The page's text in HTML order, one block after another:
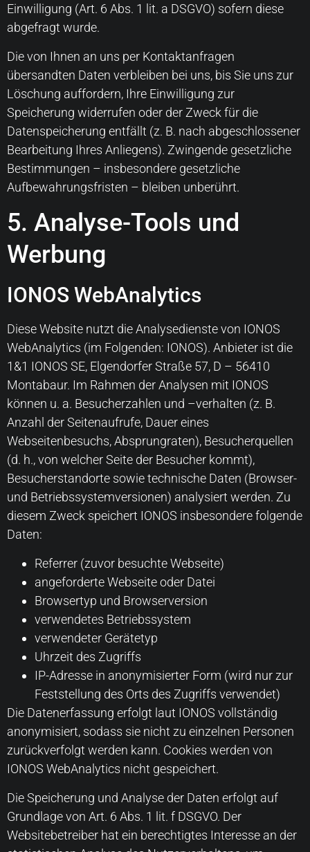
Einwilligung (Art. 6 Abs. 1 lit. a DSGVO) sofern diese
abgefragt wurde.
Die von Ihnen an uns per Kontaktanfragen
übersandten Daten verbleiben bei uns, bis Sie uns zur
Löschung auffordern, Ihre Einwilligung zur
Speicherung widerrufen oder der Zweck für die
Datenspeicherung entfällt (z. B. nach abgeschlossener
Bearbeitung Ihres Anliegens). Zwingende gesetzliche
Bestimmungen – insbesondere gesetzliche
Aufbewahrungsfristen – bleiben unberührt.
5. Analyse-Tools und
Werbung
IONOS WebAnalytics
Diese Website nutzt die Analysedienste von IONOS
WebAnalytics (im Folgenden: IONOS). Anbieter ist die
1&1 IONOS SE, Elgendorfer Straße 57, D – 56410
Montabaur. Im Rahmen der Analysen mit IONOS
können u. a. Besucherzahlen und –verhalten (z. B.
Anzahl der Seitenaufrufe, Dauer eines
Webseitenbesuchs, Absprungraten), Besucherquellen
(d. h., von welcher Seite der Besucher kommt),
Besucherstandorte sowie technische Daten (Browser-
und Betriebssystemversionen) analysiert werden. Zu
diesem Zweck speichert IONOS insbesondere folgende
Daten:
Referrer (zuvor besuchte Webseite)
angeforderte Webseite oder Datei
Browsertyp und Browserversion
verwendetes Betriebssystem
verwendeter Gerätetyp
Uhrzeit des Zugriffs
IP-Adresse in anonymisierter Form (wird nur zur
Feststellung des Orts des Zugriffs verwendet)
Die Datenerfassung erfolgt laut IONOS vollständig
anonymisiert, sodass sie nicht zu einzelnen Personen
zurückverfolgt werden kann. Cookies werden von
IONOS WebAnalytics nicht gespeichert.
Die Speicherung und Analyse der Daten erfolgt auf
Grundlage von Art. 6 Abs. 1 lit. f DSGVO. Der
Websitebetreiber hat ein berechtigtes Interesse an der